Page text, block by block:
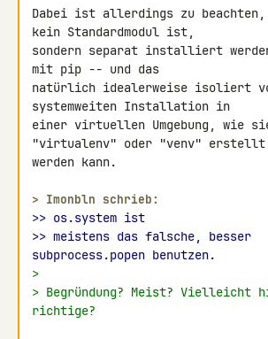
Dabei ist allerdings zu
kein Standardmodul ist,
sondern separat installiert
mit pip -- und das
natürlich idealerweise isoliert
systemweiten Installation in
einer virtuellen Umgebung, wie
"virtualenv" oder "venv" erstellt
werden kann.
> Imonbln schrieb:
>> os.system ist
>> meistens das falsche, besser
subprocess.popen benutzen.
>
> Begründung? Meist? Vielleicht
richtige?